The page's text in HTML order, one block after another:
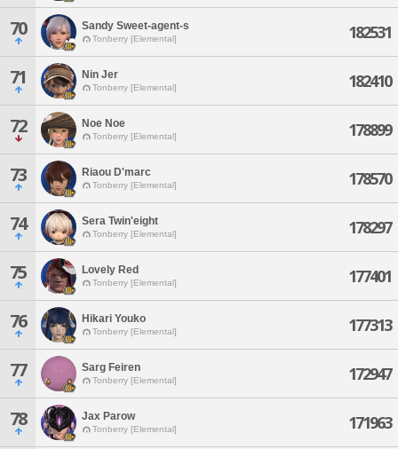
70 Sandy Sweet-agent-s
Tonberry [Elemental] 182531
71 Nin Jer
Tonberry [Elemental] 182410
72 Noe Noe
Tonberry [Elemental] 178899
73 Riaou D'marc
Tonberry [Elemental] 178570
74 Sera Twin'eight
Tonberry [Elemental] 178297
75 Lovely Red
Tonberry [Elemental] 177401
76 Hikari Youko
Tonberry [Elemental] 177313
77 Sarg Feiren
Tonberry [Elemental] 172947
78 Jax Parow
Tonberry [Elemental] 171963